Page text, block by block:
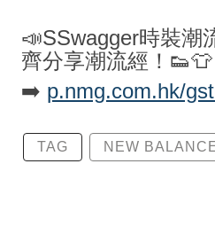
📣SSwagger時裝潮
齊分享潮流經！
➡️ p.nmg.com.hk/
TAG NEW